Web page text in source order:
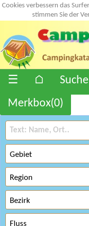
Cookies verbessern das
stimmen Sie der
☰ ⌂
Merkbox(0)